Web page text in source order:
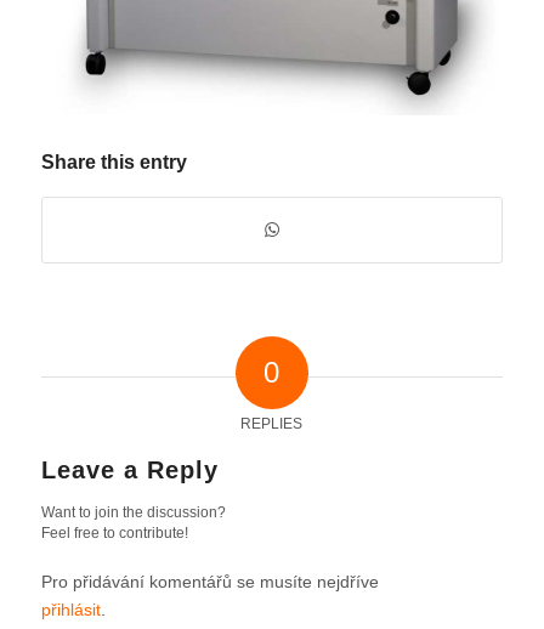
Share this entry
0
REPLIES
Leave a Reply
Want to join the discussion?
Feel free to contribute!
Pro přidávání komentářů se musíte nejdříve
přihlásit.